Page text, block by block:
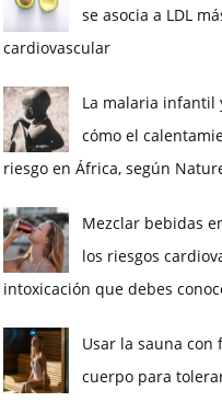
se asocia a LDL
cardiovascular
La malaria infantil
cómo el
riesgo en África, según
Mezclar bebidas
los riesgos
intoxicación que debes
Usar la sauna
cuerpo para